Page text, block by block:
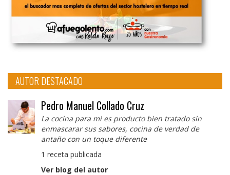
AUTOR DESTACADO
Pedro Manuel Collado Cruz
La cocina para mi es producto bien tratado sin
enmascarar sus sabores, cocina de verdad de
antaño con un toque diferente
1 receta publicada
Ver blog del autor